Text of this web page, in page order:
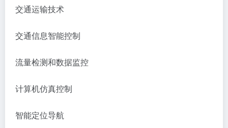
交通运输技术
交通信息智能控制
流量检测和数据监控
计算机仿真控制
智能定位导航